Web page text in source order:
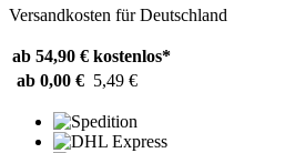
Versandkosten für Deutschland
ab 54,90 € kostenlos*
ab 0,00 € 5,49 €